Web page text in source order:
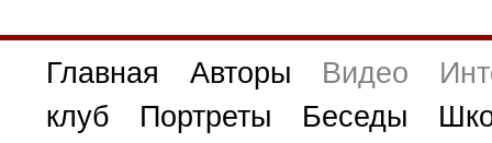
Главная Авторы Видео
клуб
Портреты Беседы